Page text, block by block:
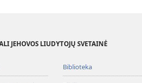
JEHOVOS LIUDYTOJŲ SVETAINĖ
Biblioteka